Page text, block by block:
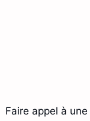
Faire appel à une